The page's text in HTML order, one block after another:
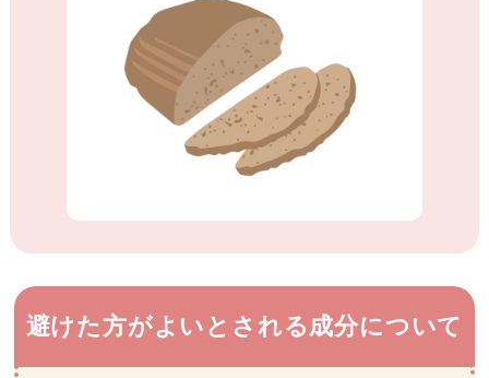
避けた方がよいとされる成分について